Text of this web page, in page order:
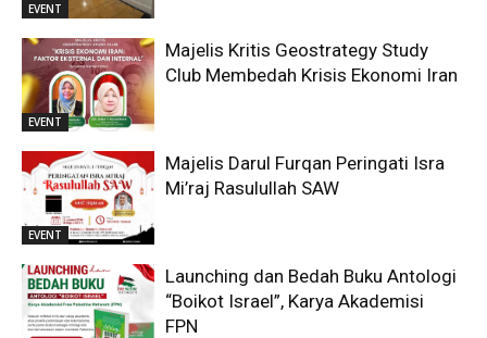
EVENT
EVENT
Majelis Kritis Geostrategy Study
Club Membedah Krisis Ekonomi Iran
EVENT
Majelis Darul Furqan Peringati Isra
Mi’raj Rasulullah SAW
Launching dan Bedah Buku Antologi
“Boikot Israel”, Karya Akademisi
FPN